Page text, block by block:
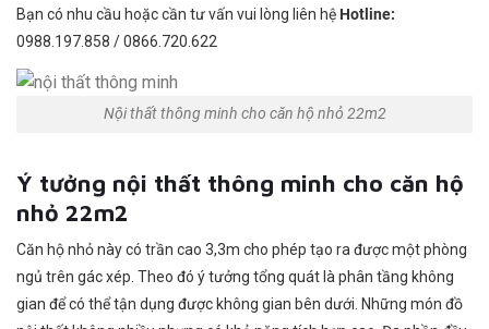
Bạn có nhu cầu hoặc cần tư vấn vui lòng liên hệ Hotline:
0988.197.858 / 0866.720.622
Nội thất thông minh cho căn hộ nhỏ 22m2
Ý tưởng nội thất thông minh cho căn hộ
nhỏ 22m2
Căn hộ nhỏ này có trần cao 3,3m cho phép tạo ra được một phòng
ngủ trên gác xép. Theo đó ý tưởng tổng quát là phân tầng không
gian để có thể tận dụng được không gian bên dưới. Những món đồ